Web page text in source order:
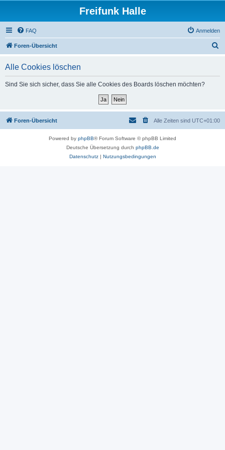
Freifunk Halle
FAQ Anmelden
Foren-Übersicht
Alle Cookies löschen
Sind Sie sich sicher, dass Sie alle Cookies des Boards löschen möchten?
Foren-Übersicht Alle Zeiten sind UTC+01:00
Powered by phpBB® Forum Software © phpBB Limited
Deutsche Übersetzung durch phpBB.de
Datenschutz| Nutzungsbedingungen